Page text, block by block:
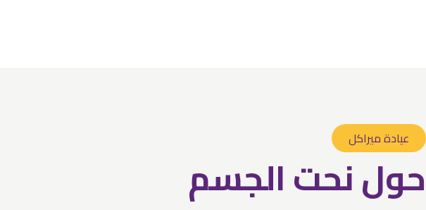
عيادة ميراكل
حول نحت الجسم